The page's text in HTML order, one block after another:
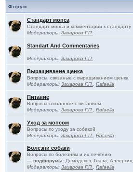
Форум
Стандарт мопса
Стандарт мопса и комментарии к стандарту
Модераторы: Захарова Г.П.
Standart And Commentaries
Модераторы: Захарова Г.П.
Выращивание щенка
Вопросы, связаные с выращиванием щенка
Модераторы: Захарова Г.П. Rafaella
Питание
Вопросы связанные с питанием
Модераторы: Захарова Г.П. Rafaella
Уход за мопсом
Вопросы по уходу за собакой
Модераторы: Захарова Г.П. Rafaella
Болезни собаки
Вопросы по болезням и их лечению
— подфорумы: Демодекоз Глаза Аллергия,
Модераторы: Захарова Г.П. Rafaella